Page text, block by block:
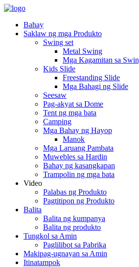
Bahay
Saklaw ng mga Produkto
Swing set
Metal Swing
Mga Kagamitan sa
Kids Slide
Freestanding Slide
Mga Bahagi ng Slide
Seesaw
Pag-akyat sa Dome
Tent ng mga bata
Camping
Mga Bahay ng Hayop
Manok
Mga Laruang Pambata
Muwebles sa Hardin
Bahay ng kasangkapan
Trampolin ng mga bata
Video
Palabas ng Produkto
Pagtitipon ng Produkto
Balita
Balita ng kumpanya
Balita ng produkto
Tungkol sa Amin
Paglilibot sa Pabrika
Makipag-ugnayan sa Amin
Itinatampok